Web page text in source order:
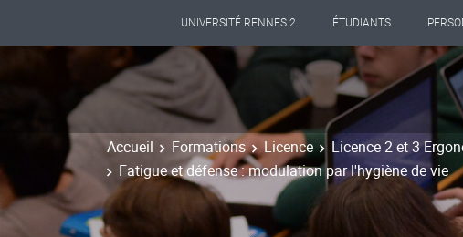
UNIVERSITÉ RENNES 2 ÉTUDIANTS
Accueil Formations Licence Licence 2 et 3
Fatigue et défense : modulation par l'hygiène de vie